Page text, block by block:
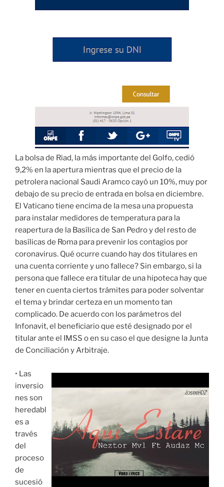
La bolsa de Riad, la más importante del Golfo, cedió
9,2% en la apertura mientras que el precio de la
petrolera nacional Saudi Aramco cayó un 10%, muy por
debajo de su precio de entrada en bolsa en diciembre.
El Vaticano tiene encima de la mesa una propuesta
para instalar medidores de temperatura para la
reapertura de la Basílica de San Pedro y del resto de
basílicas de Roma para prevenir los contagios por
coronavirus. Qué ocurre cuando hay dos titulares en
una cuenta corriente y uno fallece? Sin embargo, si la
persona que fallece era titular de una hipoteca hay que
tener en cuenta ciertos trámites para poder solventar
el tema y brindar certeza en un momento tan
complicado. De acuerdo con los parámetros del
Infonavit, el beneficiario que esté designado por el
titular ante el IMSS o en su caso el que designe la Junta
de Conciliación y Arbitraje.
• Las
inversio
nes son
heredabl
es a
través
del
proceso
de
sucesió